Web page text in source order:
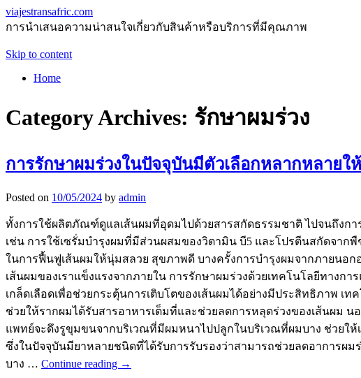
viajestransafric.com
การนำเสนอความน่าสนใจเกี่ยวกับสินค้าหรือบริการที่มีคุณภาพ
Skip to content
Home
Category Archives: รักษาผมร่วง
การรักษาผมร่วงในปัจจุบันมีตัวเลือกหลากหลายใ
Posted on 10/05/2024 by admin
ทั้งการใช้ผลิตภัณฑ์ดูแลเส้นผมที่อุดมไปด้วยสารสกัดธรรมชาติ ไปจนถึงก
เช่น การใช้เซรั่มบำรุงผมที่มีส่วนผสมของวิตามิน บี5 และโปรตีนสกัดจา
ในการฟื้นฟูเส้นผมให้นุ่มสลวย สุขภาพดี บางครั้งการบำรุงผมจากภายนอ
เส้นผมของเราแข็งแรงจากภายใน การรักษาผมร่วงด้วยเทคโนโลยีทางกา
เกล็ดเลือดเพื่อช่วยกระตุ้นการเติบโตของเส้นผมได้อย่างมีประสิทธิภาพ เ
ช่วยให้รากผมได้รับสารอาหารเต็มที่และช่วยลดการหลุดร่วงของเส้นผม น
แพทย์จะดึงรูขุมขนจากบริเวณที่มีผมหนาไปปลูกในบริเวณที่ผมบาง ช่วยใ
ซึ่งในปัจจุบันมียาหลายชนิดที่ได้รับการรับรองว่าสามารถช่วยลดอาการผม
บาง … Continue reading →